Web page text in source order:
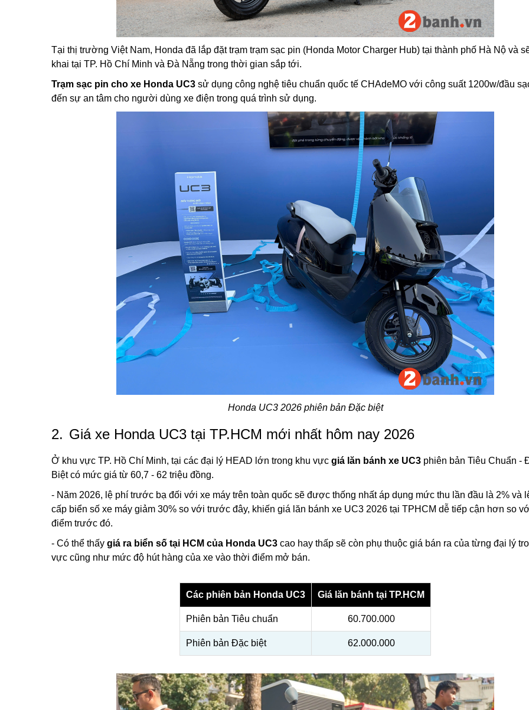
Tại thị trường Việt Nam, Honda đã lắp đặt trạm trạm sạc pin (Honda Motor Charger Hub) tại thành phố Hà Nộ và
khai tại TP. Hồ Chí Minh và Đà Nẵng trong thời gian sắp tới.
Trạm sạc pin cho xe Honda UC3 sử dụng công nghệ tiêu chuẩn quốc tế CHAdeMO với công suất 1200w/đầu
đến sự an tâm cho người dùng xe điện trong quá trình sử dụng.
Honda UC3 2026 phiên bản Đặc biệt
2. Giá xe Honda UC3 tại TP.HCM mới nhất hôm nay 2026
Ở khu vực TP. Hồ Chí Minh, tại các đại lý HEAD lớn trong khu vực giá lăn bánh xe UC3 phiên bản Tiêu Chuẩn -
Biệt có mức giá từ 60,7 - 62 triệu đồng.
- Năm 2026, lệ phí trước bạ đối với xe máy trên toàn quốc sẽ được thống nhất áp dụng mức thu lần đầu là 2% và
cấp biển số xe máy giảm 30% so với trước đây, khiến giá lăn bánh xe UC3 2026 tại TPHCM dễ tiếp cận hơn so
điểm trước đó.
- Có thể thấy giá ra biển số tại HCM của Honda UC3 cao hay thấp sẽ còn phụ thuộc giá bán ra của từng đại lý
vực cũng như mức độ hút hàng của xe vào thời điểm mở bán.
Các phiên bản Honda UC3 Giá lăn bánh tại TP.HCM
Phiên bản Tiêu chuẩn 60.700.000
Phiên bản Đặc biệt 62.000.000